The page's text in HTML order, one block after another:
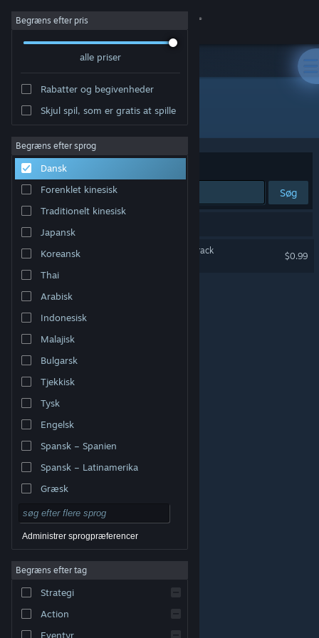
Log på
Om
Support
Skift sprog
Hent Steam-mobilappen
Vis desktop-webside
varemærker tilhører deres respektive indehavere i USA
Tilgængelighed
Refunderinger|
Begræns efter pris
alle priser
Rabatter og begivenheder
Skjul spil, som er gratis at spille
Begræns efter sprog
Dansk
Forenklet kinesisk
Traditionelt kinesisk
Japansk
Koreansk
Thai
Arabisk
Indonesisk
Malajisk
Bulgarsk
Tjekkisk
Tysk
Engelsk
Spansk – Spanien
Spansk – Latinamerika
Græsk
Administrer sprogpræferencer
Begræns efter tag
Strategi
Action
Eventyr
Udvikler: Abdenara
Sorter efter Relevans
Søg
Clans to Kingdoms Soundtrack
$0.99